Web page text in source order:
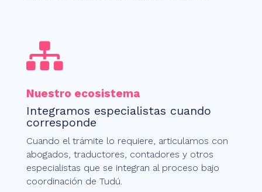

Nuestro ecosistema
Integramos especialistas cuando
corresponde
Cuando el trámite lo requiere, articulamos con
abogados, traductores, contadores y otros
especialistas que se integran al proceso bajo
coordinación de Tudú.